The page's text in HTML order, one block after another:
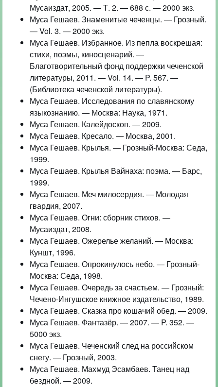
Мусаиздат, 2005. — Т. 2. — 688 с. — 2000 экз.
Муса Гешаев. Знаменитые чеченцы. — Грозный.
— Vol. 3. — 2000 экз.
Муса Гешаев. Избранное. Из пепла воскрешая:
стихи, поэмы, киносценарий. —
Благотворительный фонд поддержки чеченской
литературы, 2011. — Vol. 14. — P. 567. —
(Библиотека чеченской литературы).
Муса Гешаев. Исследования по славянскому
языкознанию. — Москва: Наука, 1971.
Муса Гешаев. Калейдоскоп. — 2009.
Муса Гешаев. Кресало. — Москва, 2001.
Муса Гешаев. Крылья. — Грозный-Москва: Седа,
1999.
Муса Гешаев. Крылья Вайнаха: поэма. — Барс,
1999.
Муса Гешаев. Меч милосердия. — Молодая
гвардия, 2007.
Муса Гешаев. Огни: сборник стихов. —
Мусаиздат, 2008.
Муса Гешаев. Ожерелье желаний. — Москва:
Куншт, 1996.
Муса Гешаев. Опрокинулось небо. — Грозный-
Москва: Седа, 1998.
Муса Гешаев. Очередь за счастьем. — Грозный:
Чечено-Ингушское книжное издательство, 1989.
Муса Гешаев. Сказка про кошачий обед. — 2009.
Муса Гешаев. Фантазёр. — 2007. — P. 352. —
5000 экз.
Муса Гешаев. Чеченский след на российском
снегу. — Грозный, 2003.
Муса Гешаев. Махмуд Эсамбаев. Танец над
бездной. — 2009.